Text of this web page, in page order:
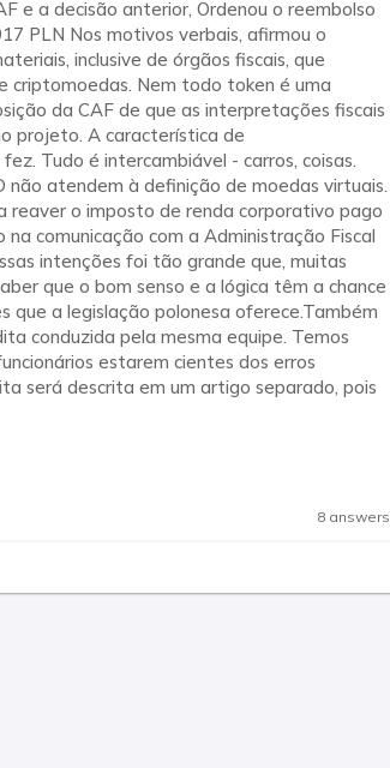
e a decisão anterior, Ordenou o reembolso
PLN Nos motivos verbais, afirmou o
inclusive de órgãos fiscais, que
criptomoedas. Nem todo token é uma
da CAF de que as interpretações fiscais
projeto. A característica de
Tudo é intercambiável - carros, coisas.
não atendem à definição de moedas virtuais.
reaver o imposto de renda corporativo pago
comunicação com a Administração Fiscal
intenções foi tão grande que, muitas
que o bom senso e a lógica têm a chance
que a legislação polonesa oferece.Também
conduzida pela mesma equipe. Temos
estarem cientes dos erros
será descrita em um artigo separado, pois
8 answers